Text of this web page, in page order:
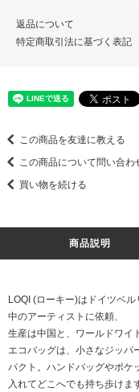
返品について
特定商取引法に基づく表記
この商品を友達に教える
この商品について問い合わ
買い物を続ける
商品説明
LOQI (ローキー)はドイツベ
中のアーティストに依頼、
生産は中国と、ワールドワイ
エコバッグは、小さなジッパ
パクト。ハンドバッグやポケ
入れてどこへでも持ち歩けま